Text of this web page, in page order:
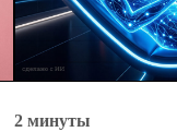
2 минуты